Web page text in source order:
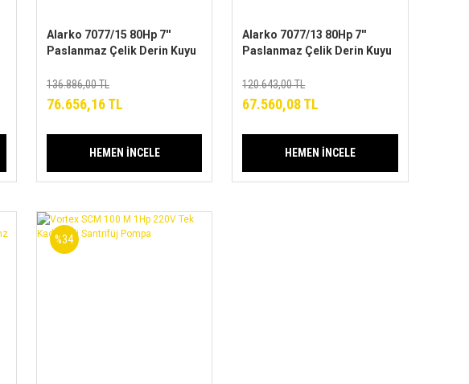
Alarko 7077/15 80Hp 7''
Paslanmaz Çelik Derin Kuyu
Pompa-Pompa Kademesi)
ALK-KPS Serisi
136.886,00 TL
76.656,16 TL
HEMEN İNCELE
Alarko 7077/13 80Hp 7''
Paslanmaz Çelik Derin Kuyu
Pompa-Pompa Kademesi)
ALK-KPS Serisi
120.643,00 TL
67.560,08 TL
HEMEN İNCELE
%34